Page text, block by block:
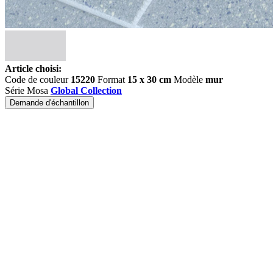
Article choisi:
Code de couleur 15220 Format 15 x 30 cm Modèle mur
Série Mosa Global Collection
Demande d'échantillon